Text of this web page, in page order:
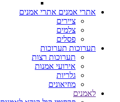
אתרי אמנים אתרי אמנים
ציירים
צלמים
פסלים
תערוכות תערוכות
תערוכות רצות
אירועי אמנות
גלריות
מוזיאונים
לאמנים